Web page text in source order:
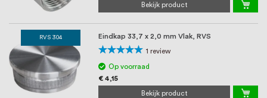
Bekijk product
RVS 304 Eindkap 33,7 x 2,0 mm Vlak, RVS
Waardering:
100%
1 review
Op voorraad
€ 4,15
Bekijk product